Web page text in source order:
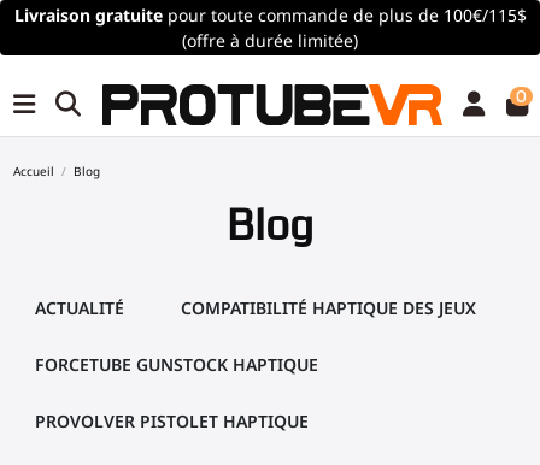
Livraison gratuitepour toute commande de plus de 100€/115$
(offre à durée limitée)
0
Accueil Blog
Blog
ACTUALITÉ COMPATIBILITÉ HAPTIQUE DES JEUX
FORCETUBE GUNSTOCK HAPTIQUE
PROVOLVER PISTOLET HAPTIQUE